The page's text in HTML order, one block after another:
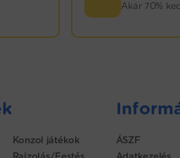
Akár 70%
Konzol játékok
ÁSZF